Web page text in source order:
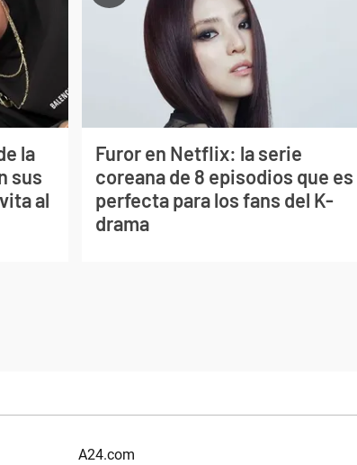
la
sus
al
Furor en Netflix: la serie
coreana de 8 episodios que es
perfecta para los fans del K-
drama
A24.com